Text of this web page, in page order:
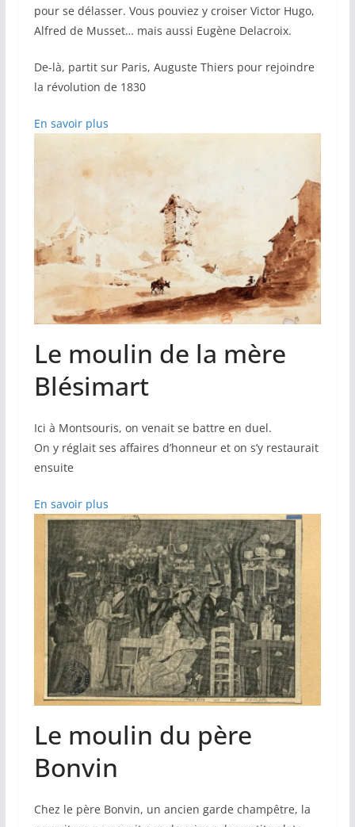
pour se délasser. Vous pouviez y croiser Victor Hugo,
Alfred de Musset… mais aussi Eugène Delacroix.
De-là, partit sur Paris, Auguste Thiers pour rejoindre
la révolution de 1830
En savoir plus
Le moulin de la mère
Blésimart
Ici à Montsouris, on venait se battre en duel.
On y réglait ses affaires d’honneur et on s’y restaurait
ensuite
En savoir plus
Le moulin du père
Bonvin
Chez le père Bonvin, un ancien garde champêtre, la